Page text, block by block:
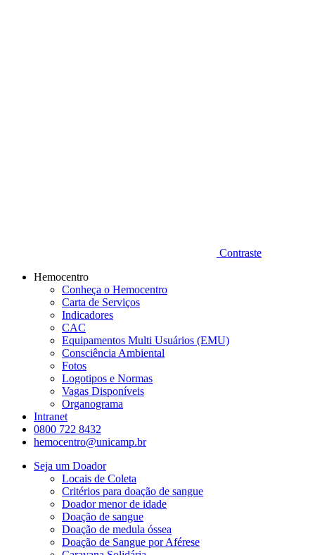
Contraste
Hemocentro
Conheça o Hemocentro
Carta de Serviços
Indicadores
CAC
Equipamentos Multi Usuários (EMU)
Consciência Ambiental
Fotos
Logotipos e Normas
Vagas Disponíveis
Organograma
Intranet
0800 722 8432
hemocentro@unicamp.br
Seja um Doador
Locais de Coleta
Critérios para doação de sangue
Doador menor de idade
Doação de sangue
Doação de medula óssea
Doação de Sangue por Aférese